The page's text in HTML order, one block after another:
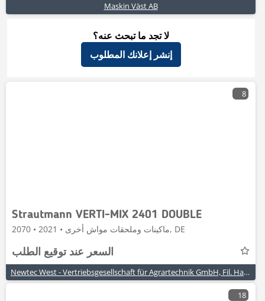
Maskin Väst AB
لا تجد ما تبحث عنه؟
إنشر إعلانك المطلوب
8
Strautmann VERTI-MIX 2401 DOUBLE
ماكينات وملحقات مواش أخرى • 2021 • 2070, DE
السعر عند توقيع الطلب
Newtec West - Vertriebsgesellschaft für Agrartechnik GmbH, Fil. Hagenah
18